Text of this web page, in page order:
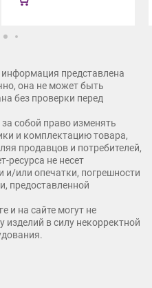
представлена
она не может быть
без проверки перед
собой право изменять
и комплектацию товара,
продавцов и потребителей,
ресурса не несет
и/или опечатки, погрешности
предоставленной
и на сайте могут не
изделий в силу некорректной